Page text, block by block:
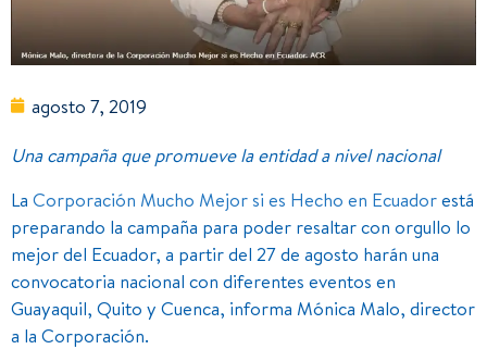
agosto 7, 2019
Una campaña que promueve la entidad a nivel nacional
La Corporación Mucho Mejor si es Hecho en Ecuadorestá
preparando la campaña para poder resaltar con orgullo lo
mejor del Ecuador, a partir del 27 de agosto harán una
convocatoria nacional con diferentes eventos en
Guayaquil, Quito y Cuenca, informa Mónica Malo, director
a la Corporación.